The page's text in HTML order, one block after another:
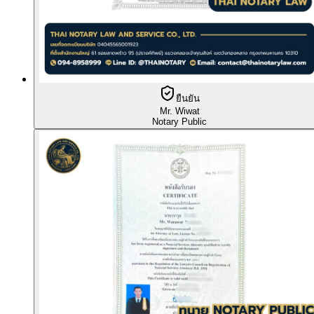
ยืนยัน
Mr. Wiwat
Notary Public